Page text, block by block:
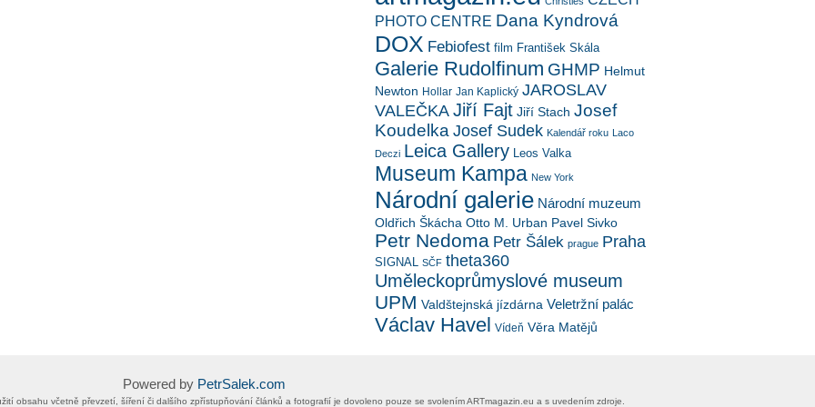
PHOTO CENTRE Dana Kyndrová
DOX Febiofest film František Skála
Galerie Rudolfinum GHMP Helmut
Newton Hollar Jan Kaplický JAROSLAV
VALEČKA Jiří Fajt Jiří Stach Josef
Koudelka Josef Sudek Kalendář roku
Laco
Deczi Leica Gallery Leos Valka
Museum Kampa New York
Národní galerie Národní muzeum
Oldřich Škácha Otto M. Urban Pavel Sivko
Petr Nedoma Petr Šálek prague Praha
SIGNAL SČF theta360
Uměleckoprůmyslové museum
UPM Valdštejnská jízdárna Veletržní palác
Václav Havel Vídeň Věra Matějů
Powered by PetrSalek.com
obsahu včetně převzetí, šíření či dalšího zpřístupňování článků a fotografií je dovoleno pouze se svolením ​ARTmagazin.eu​ ​a s uvedením zdroje.